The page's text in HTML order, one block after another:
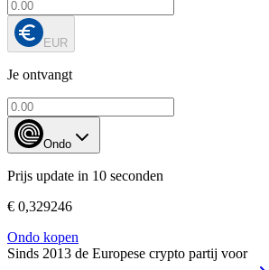
EUR
Je ontvangt
Ondo
Prijs update in 10 seconden
€ 0,329246
Ondo kopen
Sinds 2013 de Europese crypto partij voor